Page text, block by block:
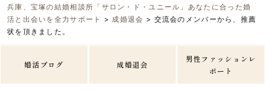
兵庫、宝塚の結婚相談所「サロン・ド・ユニール」あなたに合った婚
活と出会いを全力サポート
> 成婚退会 > 交流会のメンバーから、推薦
状を頂きました。
婚活ブログ 成婚退会
男性ファッションレ
ポート